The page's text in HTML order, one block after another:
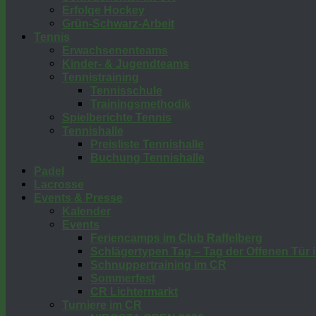
Erfolge Hockey
Grün-Schwarz-Arbeit
Tennis
Erwachsenenteams
Kinder- & Jugendteams
Tennistraining
Tennisschule
Trainingsmethodik
Spielberichte Tennis
Tennishalle
Preisliste Tennishalle
Buchung Tennishalle
Padel
Lacrosse
Events & Presse
Kalender
Events
Feriencamps im Club Raffelberg
Schlägertypen Tag – Tag der Offenen Tür
Schnuppertraining im CR
Sommerfest
CR Lichtermarkt
Turniere im CR